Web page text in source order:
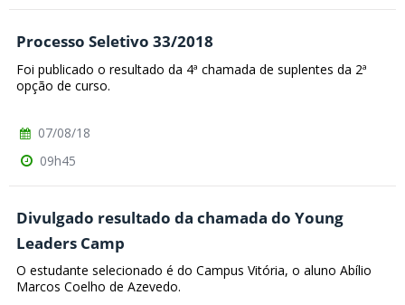
Processo Seletivo 33/2018
Foi publicado o resultado da 4ª chamada de suplentes da 2ª
opção de curso.
07/08/18
09h45
Divulgado resultado da chamada do Young
Leaders Camp
O estudante selecionado é do Campus Vitória, o aluno Abílio
Marcos Coelho de Azevedo.